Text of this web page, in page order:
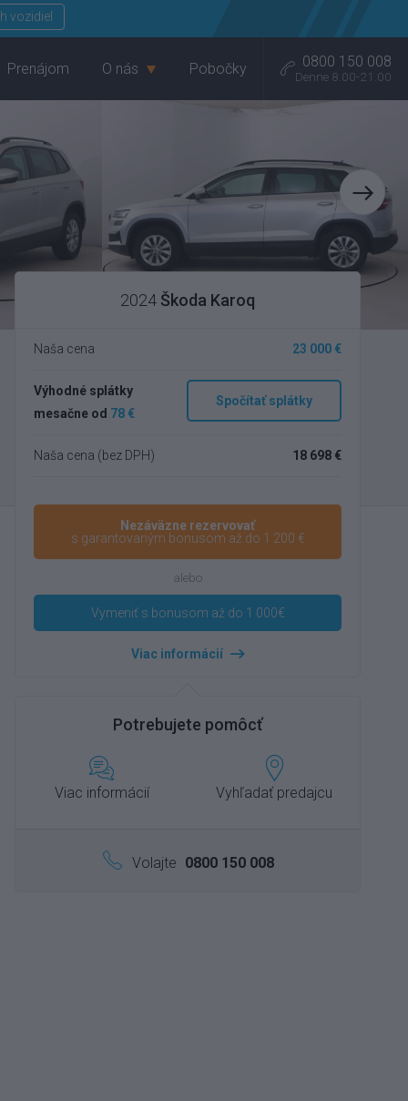
vozidiel
Prenájom O nás Pobočky 0800 150 008
Denne 8.00-21.00
2024 Škoda Karoq
Naša cena 23 000 €
Výhodné splátky
mesačne od 78 €
Spočítať splátky
Naša cena (bez DPH) 18 698 €
Nezáväzne rezervovať
s garantovaným bonusom až do 1 200 €
alebo
Vymeniť s bonusom až do 1 000€
Viac informácií
Potrebujete pomôcť
Viac informácií Vyhľadať predajcu
Volajte 0800 150 008